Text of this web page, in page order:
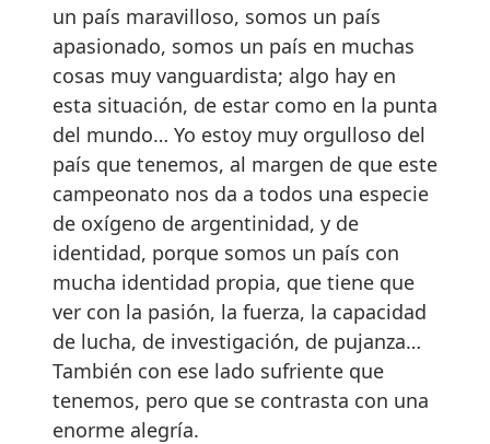
un país maravilloso, somos un país
apasionado, somos un país en muchas
cosas muy vanguardista; algo hay en
esta situación, de estar como en la punta
del mundo… Yo estoy muy orgulloso del
país que tenemos, al margen de que este
campeonato nos da a todos una especie
de oxígeno de argentinidad, y de
identidad, porque somos un país con
mucha identidad propia, que tiene que
ver con la pasión, la fuerza, la capacidad
de lucha, de investigación, de pujanza…
También con ese lado sufriente que
tenemos, pero que se contrasta con una
enorme alegría.